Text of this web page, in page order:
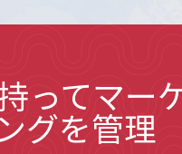
ってマー
グを管理